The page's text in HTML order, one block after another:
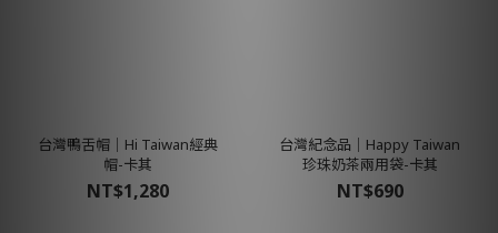
台灣鴨舌帽│Hi Taiwan經典
帽-卡其
NT$1,280
台灣紀念品│Happy Taiwan
珍珠奶茶兩用袋-卡其
NT$690